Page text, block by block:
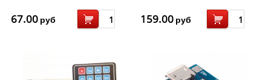
67.00 руб 159.00 руб